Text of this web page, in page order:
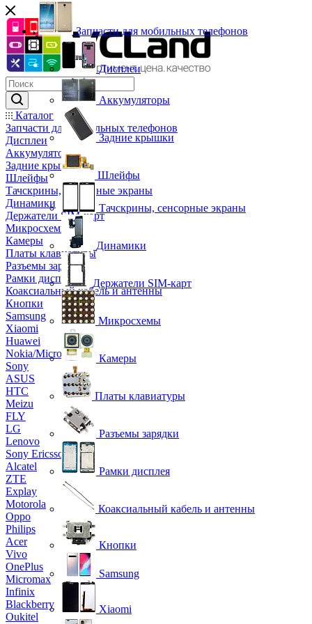
Каталог
Запчасти для мобильных телефонов
Дисплеи
Аккумуляторы
Задние крышки
Шлейфы
Тачскрины, сенсорные экраны
Динамики
Держатели SIM-карт
Микросхемы
Камеры
Платы клавиатуры
Разъемы зарядки
Рамки дисплея
Коаксиальный кабель и антенны
Кнопки
Samsung
Xiaomi
Huawei
Nokia/Microsoft
Sony
ASUS
HTC
Meizu
FLY
LG
Lenovo
Sony Ericsson
Alcatel
ZTE
Explay
Motorola
Oppo
Philips
Acer
Vivo
OnePlus
Micromax
Infinix
Blackberry
Oukitel
Запчасти для мобильных телефонов
Дисплеи
Аккумуляторы
Задние крышки
Шлейфы
Тачскрины, сенсорные экраны
Динамики
Держатели SIM-карт
Микросхемы
Камеры
Платы клавиатуры
Разъемы зарядки
Рамки дисплея
Коаксиальный кабель и антенны
Кнопки
Samsung
Xiaomi